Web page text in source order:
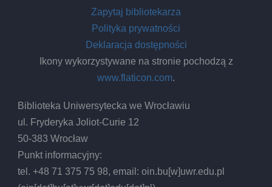
Zapytaj bibliotekarza
Polityka prywatności
Deklaracja dostępności
Ikony wykorzystywane na stronie pochodzą z
www.flaticon.com.
Biblioteka Uniwersytecka we Wrocławiu
ul. Fryderyka Joliot-Curie 12
50-383 Wrocław
Punkt informacyjny:
tel. +48 71 375 75 98, email:oin.bu[w]uwr.edu.pl